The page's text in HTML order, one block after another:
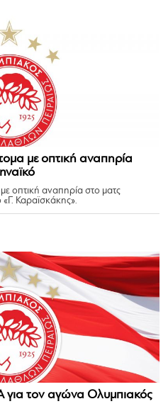
με οπτική αναπηρία
οπτική αναπηρία στο ματς
Καραϊσκάκης».
τον αγώνα Ολυμπιακός